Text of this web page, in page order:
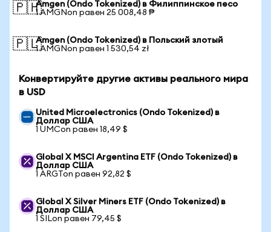
🇵🇭Amgen (Ondo Tokenized) в Филиппинское песо
1 AMGNon равен 25 008,48 ₱
🇵🇱Amgen (Ondo Tokenized) в Польский злотый
1 AMGNon равен 1 530,54 zł
Конвертируйте другие активы реального мира
в USD
United Microelectronics (Ondo Tokenized) в
Доллар США
1 UMCon равен 18,49 $
Global X MSCI Argentina ETF (Ondo Tokenized) в
Доллар США
1 ARGTon равен 92,82 $
Global X Silver Miners ETF (Ondo Tokenized) в
Доллар США
1 SILon равен 79,45 $